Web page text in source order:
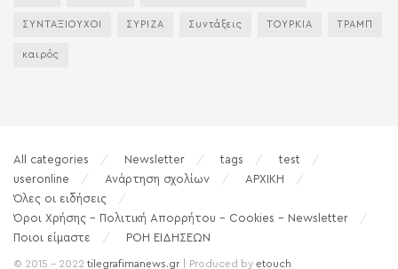
ΣΥΝΤΑΞΙΟΥΧΟΙ ΣΥΡΙΖΑ Συντάξεις ΤΟΥΡΚΙΑ ΤΡΑΜΠ
καιρός
All categories Newsletter tags
test
useronline
Ανάρτηση σχολίων
ΑΡΧΙΚΗ
Όλες οι ειδήσεις
Όροι Χρήσης – Πολιτική Απορρήτου – Cookies – Newsletter
Ποιοι είμαστε
ΡΟΗ ΕΙΔΗΣΕΩΝ
© 2015 - 2022 tilegrafimanews.gr| Produced by etouch